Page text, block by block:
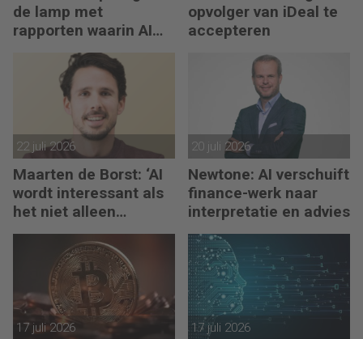
de lamp met
rapporten waarin AI
erop los liegt
opvolger van iDeal te
accepteren
22 juli 2026
Maarten de Borst: ‘AI
wordt interessant als
het niet alleen
meedenkt, maar ook
20 juli 2026
Newtone: AI verschuift
finance-werk naar
interpretatie en advies
17 juli 2026 17 juli 2026